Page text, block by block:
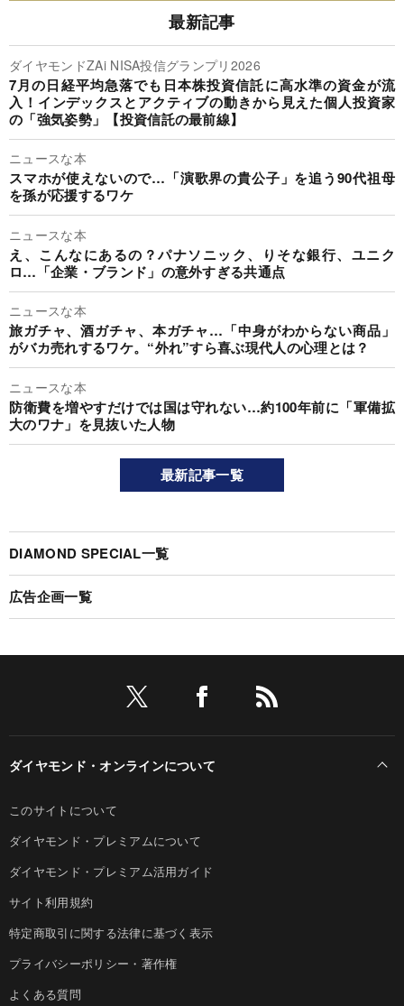
最新記事
ダイヤモンドZAi NISA投信グランプリ2026
7月の日経平均急落でも日本株投資信託に高水準の資金が流
入！インデックスとアクティブの動きから見えた個人投資家
の「強気姿勢」【投資信託の最前線】
ニュースな本
スマホが使えないので…「演歌界の貴公子」を追う90代祖母
を孫が応援するワケ
ニュースな本
え、こんなにあるの？パナソニック、りそな銀行、ユニク
ロ…「企業・ブランド」の意外すぎる共通点
ニュースな本
旅ガチャ、酒ガチャ、本ガチャ…「中身がわからない商品」
がバカ売れするワケ。“外れ”すら喜ぶ現代人の心理とは？
ニュースな本
防衛費を増やすだけでは国は守れない…約100年前に「軍備拡
大のワナ」を見抜いた人物
最新記事一覧
DIAMOND SPECIAL一覧
広告企画一覧
ダイヤモンド・オンラインについて
このサイトについて
ダイヤモンド・プレミアムについて
ダイヤモンド・プレミアム活用ガイド
サイト利用規約
特定商取引に関する法律に基づく表示
プライバシーポリシー・著作権
よくある質問